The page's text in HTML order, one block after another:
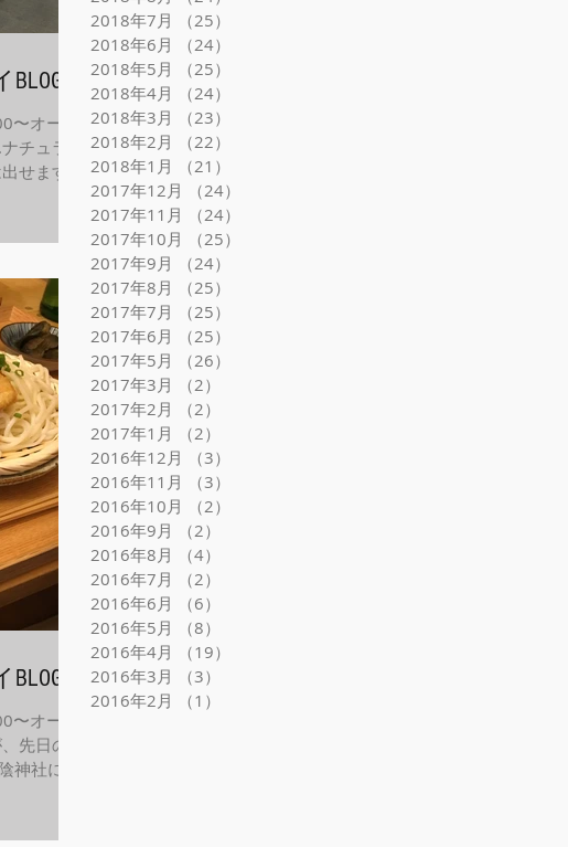
オープ
チュラル
せます
はよりト
オープ
先日の休
神社にあ
。...
2018年7月
（25）
2018年6月
（24）
2018年5月
（25）
2018年4月
（24）
2018年3月
（23）
2018年2月
（22）
2018年1月
（21）
2017年12月
（24）
2017年11月
（24）
2017年10月
（25）
2017年9月
（24）
2017年8月
（25）
2017年7月
（25）
2017年6月
（25）
2017年5月
（26）
2017年3月
（2）
2017年2月
（2）
2017年1月
（2）
2016年12月
（3）
2016年11月
（3）
2016年10月
（2）
2016年9月
（2）
2016年8月
（4）
2016年7月
（2）
2016年6月
（6）
2016年5月
（8）
2016年4月
（19）
2016年3月
（3）
2016年2月
（1）